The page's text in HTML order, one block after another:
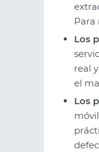
Para
Los
real
el
Los